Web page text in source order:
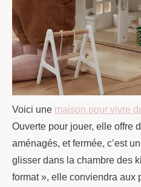
Voici une maison pour vivre
Ouverte pour jouer, elle offre
aménagés, et fermée, c’est
glisser dans la chambre des
format », elle conviendra aux